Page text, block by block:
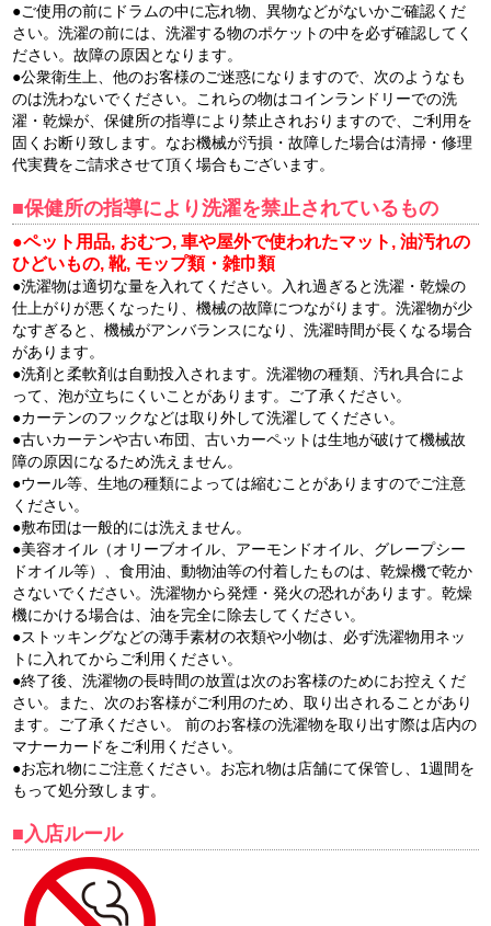
●ご使用の前にドラムの中に忘れ物、異物などがないかご確認くだ
さい。洗濯の前には、洗濯する物のポケットの中を必ず確認してく
ださい。故障の原因となります。
●公衆衛生上、他のお客様のご迷惑になりますので、次のようなも
のは洗わないでください。これらの物はコインランドリーでの洗
濯・乾燥が、保健所の指導により禁止されおりますので、ご利用を
固くお断り致します。なお機械が汚損・故障した場合は清掃・修理
代実費をご請求させて頂く場合もございます。
■保健所の指導により洗濯を禁止されているもの
●ペット用品, おむつ, 車や屋外で使われたマット, 油汚れの
ひどいもの, 靴, モップ類・雑巾類
●洗濯物は適切な量を入れてください。入れ過ぎると洗濯・乾燥の
仕上がりが悪くなったり、機械の故障につながります。洗濯物が少
なすぎると、機械がアンバランスになり、洗濯時間が長くなる場合
があります。
●洗剤と柔軟剤は自動投入されます。洗濯物の種類、汚れ具合によ
って、泡が立ちにくいことがあります。ご了承ください。
●カーテンのフックなどは取り外して洗濯してください。
●古いカーテンや古い布団、古いカーペットは生地が破けて機械故
障の原因になるため洗えません。
●ウール等、生地の種類によっては縮むことがありますのでご注意
ください。
●敷布団は一般的には洗えません。
●美容オイル（オリーブオイル、アーモンドオイル、グレープシー
ドオイル等）、食用油、動物油等の付着したものは、乾燥機で乾か
さないでください。洗濯物から発煙・発火の恐れがあります。乾燥
機にかける場合は、油を完全に除去してください。
●ストッキングなどの薄手素材の衣類や小物は、必ず洗濯物用ネッ
トに入れてからご利用ください。
●終了後、洗濯物の長時間の放置は次のお客様のためにお控えくだ
さい。また、次のお客様がご利用のため、取り出されることがあり
ます。ご了承ください。 前のお客様の洗濯物を取り出す際は店内の
マナーカードをご利用ください。
●お忘れ物にご注意ください。お忘れ物は店舗にて保管し、1週間を
もって処分致します。
■入店ルール